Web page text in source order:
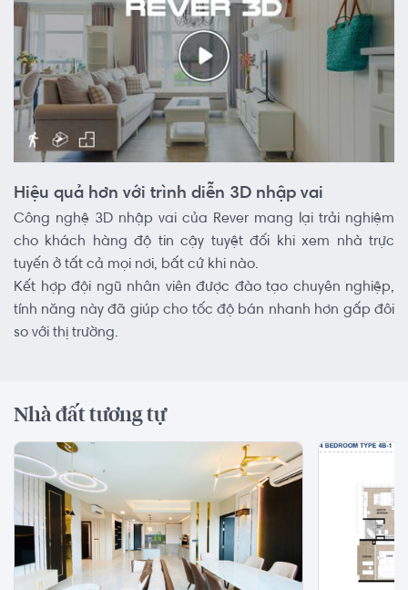
Hiệu quả hơn với trình diễn 3D nhập vai
Công nghệ 3D nhập vai của Rever mang lại trải nghiệm
cho khách hàng độ tin cậy tuyệt đối khi xem nhà trực
tuyến ở tất cả mọi nơi, bất cứ khi nào.
Kết hợp đội ngũ nhân viên được đào tạo chuyên nghiệp,
tính năng này đã giúp cho tốc độ bán nhanh hơn gấp đôi
so với thị trường.
Nhà đất tương tự